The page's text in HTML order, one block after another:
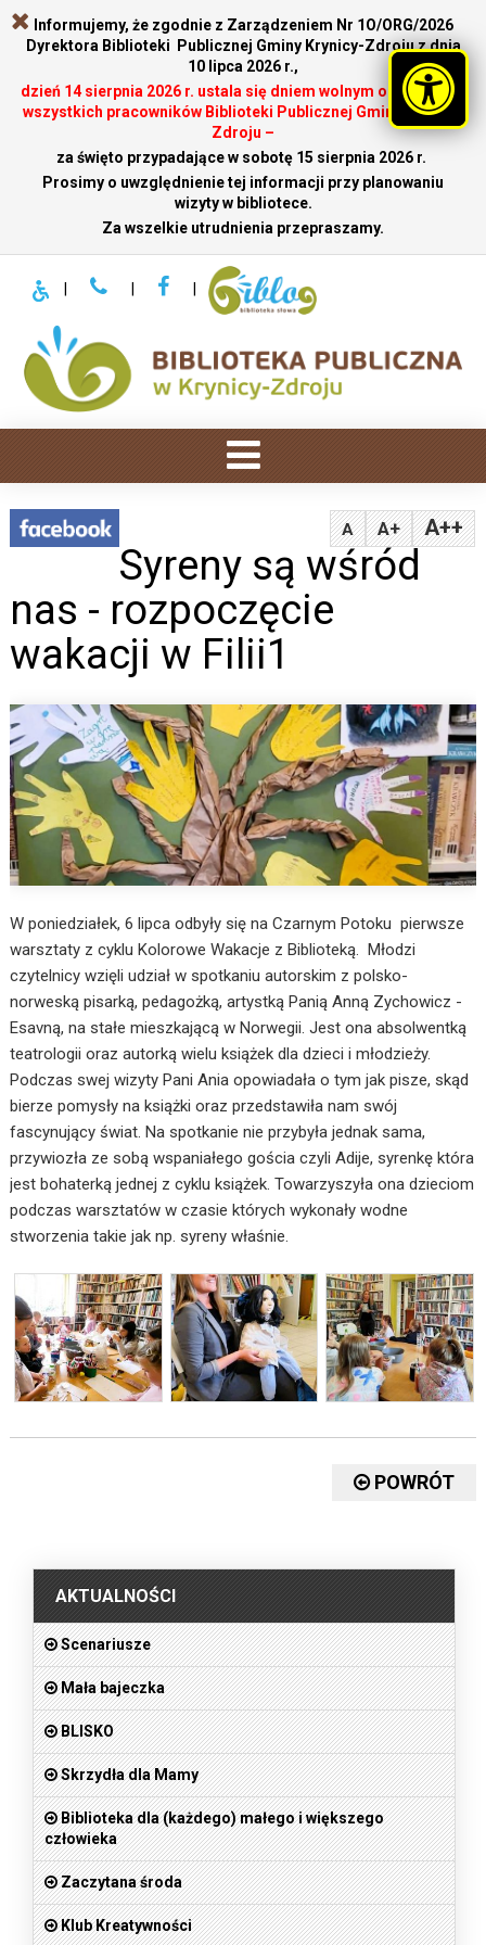
Informujemy, że zgodnie z Zarządzeniem Nr 1O/ORG/2026
Dyrektora Biblioteki Publicznej Gminy Krynicy-Zdroju z dnia
10 lipca 2026 r.,
dzień 14 sierpnia 2026 r. ustala się dniem wolnym od pracy dla
wszystkich pracowników Biblioteki Publicznej Gminy Krynicy-
Zdroju –
za święto przypadające w sobotę 15 sierpnia 2026 r.
Prosimy o uwzględnienie tej informacji przy planowaniu
wizyty w bibliotece.
Za wszelkie utrudnienia przepraszamy.
A A+ A++
Syreny są wśród
nas - rozpoczęcie
wakacji w Filii1
W poniedziałek, 6 lipca odbyły się na Czarnym Potoku pierwsze
warsztaty z cyklu Kolorowe Wakacje z Biblioteką. Młodzi
czytelnicy wzięli udział w spotkaniu autorskim z polsko-
norweską pisarką, pedagożką, artystką Panią Anną Zychowicz -
Esavną, na stałe mieszkającą w Norwegii. Jest ona absolwentką
teatrologii oraz autorką wielu książek dla dzieci i młodzieży.
Podczas swej wizyty Pani Ania opowiadała o tym jak pisze, skąd
bierze pomysły na książki oraz przedstawiła nam swój
fascynujący świat. Na spotkanie nie przybyła jednak sama,
przywiozła ze sobą wspaniałego gościa czyli Adije, syrenkę która
jest bohaterką jednej z cyklu książek. Towarzyszyła ona dzieciom
podczas warsztatów w czasie których wykonały wodne
stworzenia takie jak np. syreny właśnie.
POWRÓT
AKTUALNOŚCI
Scenariusze
Mała bajeczka
BLISKO
Skrzydła dla Mamy
Biblioteka dla (każdego) małego i większego
człowieka
Zaczytana środa
Klub Kreatywności